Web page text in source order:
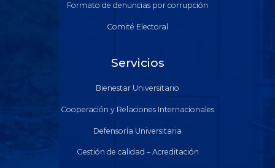
Formato de denuncias por corrupción
Comité Electoral
Servicios
Bienestar Universitario
Cooperación y Relaciones Internacionales
Defensoría Universitaria
Gestión de calidad – Acreditación